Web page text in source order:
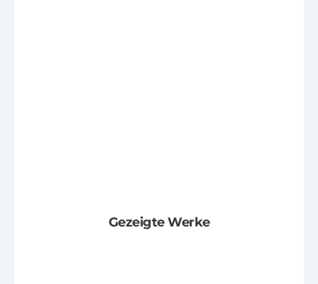
Gezeigte Werke